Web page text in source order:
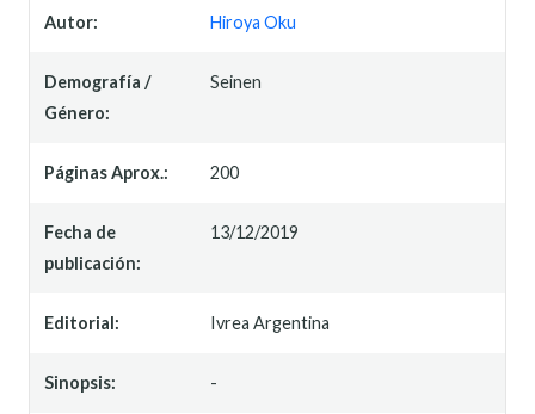
Autor: Hiroya Oku
Demografía /
Género:
Seinen
Páginas Aprox.: 200
Fecha de
publicación:
13/12/2019
Editorial: Ivrea Argentina
Sinopsis: -